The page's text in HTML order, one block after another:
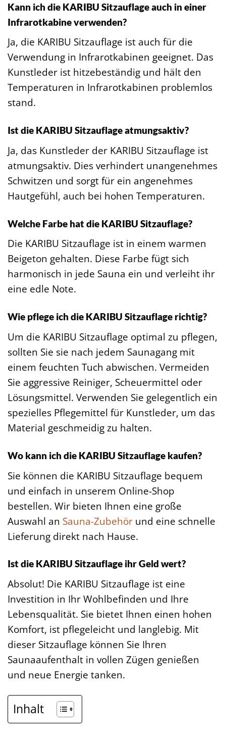
Kann ich die KARIBU Sitzauflage auch in einer
Infrarotkabine verwenden?
Ja, die KARIBU Sitzauflage ist auch für die
Verwendung in Infrarotkabinen geeignet. Das
Kunstleder ist hitzebeständig und hält den
Temperaturen in Infrarotkabinen problemlos
stand.
Ist die KARIBU Sitzauflage atmungsaktiv?
Ja, das Kunstleder der KARIBU Sitzauflage ist
atmungsaktiv. Dies verhindert unangenehmes
Schwitzen und sorgt für ein angenehmes
Hautgefühl, auch bei hohen Temperaturen.
Welche Farbe hat die KARIBU Sitzauflage?
Die KARIBU Sitzauflage ist in einem warmen
Beigeton gehalten. Diese Farbe fügt sich
harmonisch in jede Sauna ein und verleiht ihr
eine edle Note.
Wie pflege ich die KARIBU Sitzauflage richtig?
Um die KARIBU Sitzauflage optimal zu pflegen,
sollten Sie sie nach jedem Saunagang mit
einem feuchten Tuch abwischen. Vermeiden
Sie aggressive Reiniger, Scheuermittel oder
Lösungsmittel. Verwenden Sie gelegentlich ein
spezielles Pflegemittel für Kunstleder, um das
Material geschmeidig zu halten.
Wo kann ich die KARIBU Sitzauflage kaufen?
Sie können die KARIBU Sitzauflage bequem
und einfach in unserem Online-Shop
bestellen. Wir bieten Ihnen eine große
Auswahl an Sauna-Zubehör und eine schnelle
Lieferung direkt nach Hause.
Ist die KARIBU Sitzauflage ihr Geld wert?
Absolut! Die KARIBU Sitzauflage ist eine
Investition in Ihr Wohlbefinden und Ihre
Lebensqualität. Sie bietet Ihnen einen hohen
Komfort, ist pflegeleicht und langlebig. Mit
dieser Sitzauflage können Sie Ihren
Saunaaufenthalt in vollen Zügen genießen
und neue Energie tanken.
Inhalt